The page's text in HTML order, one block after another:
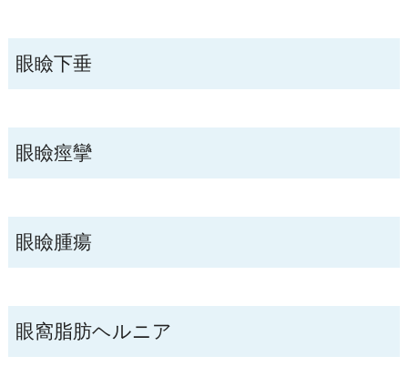
眼瞼下垂
眼瞼痙攣
眼瞼腫瘍
眼窩脂肪ヘルニア